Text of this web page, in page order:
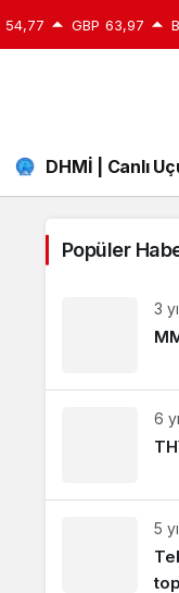
54,77 GBP 63,97
DHMİ | Canlı
Popüler
3
6
5